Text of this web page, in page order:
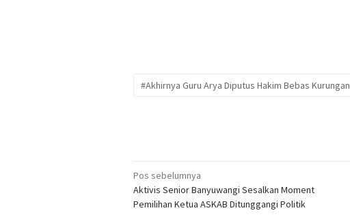
#Akhirnya Guru Arya Diputus Hakim Bebas Kurungan
Navigasi
pos
Pos sebelumnya
Aktivis Senior Banyuwangi Sesalkan Moment
Pemilihan Ketua ASKAB Ditunggangi Politik